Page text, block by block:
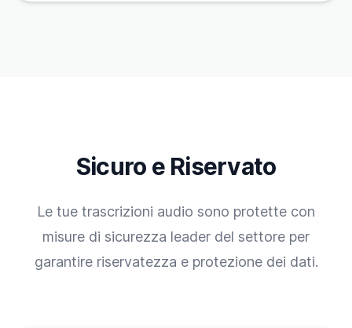
Sicuro e Riservato
Le tue trascrizioni audio sono protette con
misure di sicurezza leader del settore per
garantire riservatezza e protezione dei dati.